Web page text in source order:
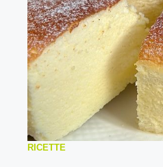
RICETTE